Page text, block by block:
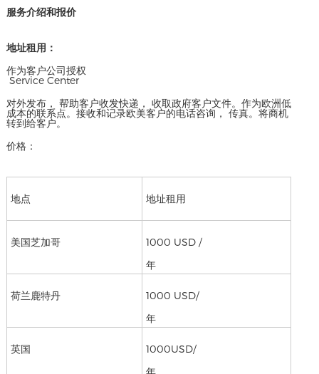
服务介绍和报价
地址租用：
作为客户公司授权
Service Center
对外发布， 帮助客户收发快递， 收取政府客户文件。作为欧洲低
成本的联系点。接收和记录欧美客户的电话咨询， 传真。将商机
转到给客户。
价格：
地点 地址租用
美国芝加哥
1000 USD /
年
荷兰鹿特丹
1000 USD/
年
英国
1000USD/
年